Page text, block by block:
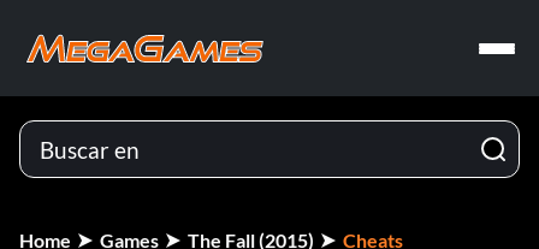
Home Games The Fall (2015) Cheats